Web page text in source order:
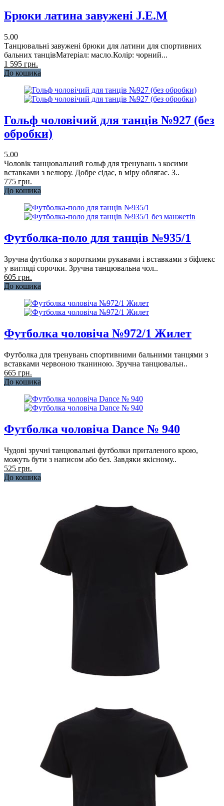
Брюки латина завужені J.E.M
5.00
Танцювальні завужені брюки для латини для спортивних
бальних танцівМатеріал: масло.Колір: чорний...
1 595 грн.
До кошика
Гольф чоловічий для танців №927 (без
обробки)
5.00
Чоловік танцювальний гольф для тренувань з косими
вставками з велюру. Добре сідає, в міру облягає. З..
775 грн.
До кошика
Футболка-поло для танців №935/1
Зручна футболка з короткими рукавами і вставками з біфлекс
у вигляді сорочки. Зручна танцювальна чол..
605 грн.
До кошика
Футболка чоловіча №972/1 Жилет
Футболка для тренувань спортивними бальними танцями з
вставками червоною тканиною. Зручна танцювальн..
665 грн.
До кошика
Футболка чоловіча Dance № 940
Чудові зручні танцювальні футболки приталеного крою,
можуть бути з написом або без. Завдяки якісному..
525 грн.
До кошика